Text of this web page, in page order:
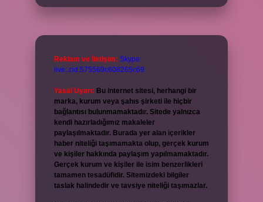
Reklam ve İletişim: Skype:
live:.cid.575569c608265c69
Yasal Uyarı: Bu internet sitesi, herhangi bir
marka, kurum veya şahıs şirketi ile hiçbir
bağlantısı bulunmamaktadır. Sitede yalnızca
kendi hazırladığımız makaleler
paylaşılmaktadır. Burada yer alan içerikler
haber niteliği taşımamakta olup, gerçek kurum
ve kişiler hakkında paylaşım yapılmamaktadır.
Gerçek kurum ve kişiler ile isim benzerlikleri
tamamen tesadüfidir. Sitemizdeki bilgiler
taslak halindedir ve tavsiye niteliği taşımazlar.